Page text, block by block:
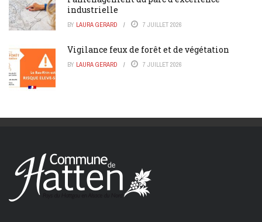
industrielle
BY LAURA GERARD 7 JUILLET 2026
Vigilance feux de forêt et de végétation
BY LAURA GERARD 7 JUILLET 2026